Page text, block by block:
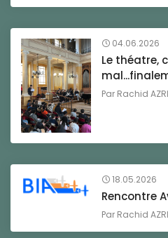
04.06.2026
Le théatre,
Par Rachid
18.05.2026
Rencontre
Par Rachid